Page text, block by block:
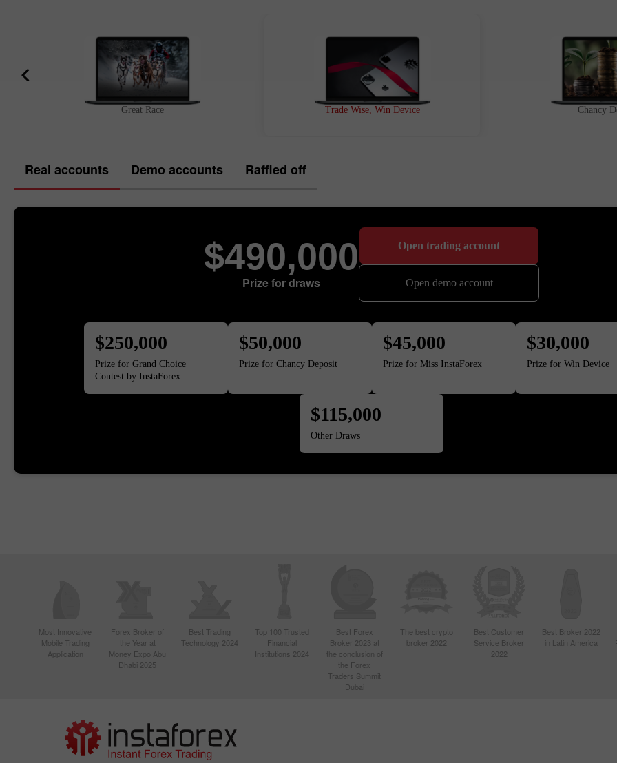
Great Race Trade Wise, Win Device Chancy
Real accounts Demo accounts Raffled off
$490,000
Prize for draws
Open trading account
Open demo account
$250,000
Prize for Grand Choice
Contest by InstaForex
$50,000
Prize for Chancy Deposit
$45,000
Prize for Miss InstaForex
$30,000
Prize for Win Device
$115,000
Other Draws
เปิดบัญชีสาธิต
Most Innovative
Mobile Trading
Application
Forex Broker of
the Year at
Money Expo Abu
Dhabi 2025
Best Trading
Technology 2024
Top 100 Trusted
Financial
Institutions 2024
Best Forex
Broker 2023 at
the conclusion of
the Forex
Traders Summit
Dubai
The best crypto
broker 2022
Best Customer
Service Broker
2022
Best Broker 2022
in Latin America